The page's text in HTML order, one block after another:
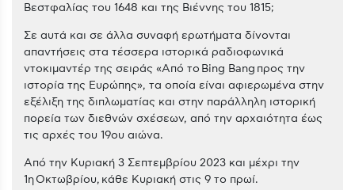
Βεστφαλίας του 1648 και της Βιέννης του 1815;
Σε αυτά και σε άλλα συναφή ερωτήματα δίνονται
απαντήσεις στα τέσσερα ιστορικά ραδιοφωνικά
ντοκιμαντέρ της σειράς «Από το Bing Bang προς την
ιστορία της Ευρώπης», τα οποία είναι αφιερωμένα στην
εξέλιξη της διπλωματίας και στην παράλληλη ιστορική
πορεία των διεθνών σχέσεων, από την αρχαιότητα έως
τις αρχές του 19ου αιώνα.
Από την Κυριακή 3 Σεπτεμβρίου 2023 και μέχρι την
1η Οκτωβρίου, κάθε Κυριακή στις 9 το πρωί.